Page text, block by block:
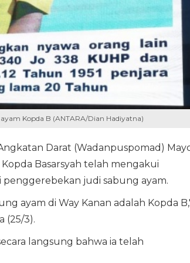
Kopda B (ANTARA/Dian Hadiyatna)
Darat (Wadanpuspomad)
Basarsyah telah mengakui
judi sabung ayam.
ayam di Way Kanan adalah Kopda
(25/3).
langsung bahwa ia telah